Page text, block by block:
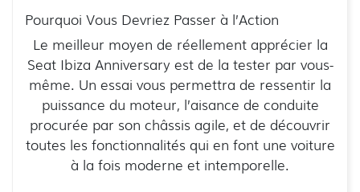
Pourquoi Vous Devriez Passer à l’Action
Le meilleur moyen de réellement apprécier la
Seat Ibiza Anniversary est de la tester par vous-
même. Un essai vous permettra de ressentir la
puissance du moteur, l’aisance de conduite
procurée par son châssis agile, et de découvrir
toutes les fonctionnalités qui en font une voiture
à la fois moderne et intemporelle.